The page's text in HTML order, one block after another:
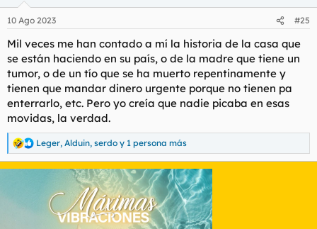
10 Ago 2023 #25
Mil veces me han contado a mí la historia de la casa que
se están haciendo en su país, o de la madre que tiene un
tumor, o de un tío que se ha muerto repentinamente y
tienen que mandar dinero urgente porque no tienen pa
enterrarlo, etc. Pero yo creía que nadie picaba en esas
movidas, la verdad.
R
e
a
Leger, Alduin, serdo y 1 persona más